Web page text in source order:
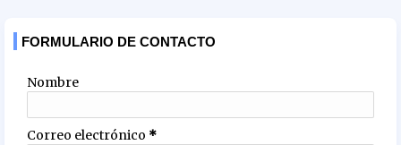
FORMULARIO DE CONTACTO
Nombre
Correo electrónico *